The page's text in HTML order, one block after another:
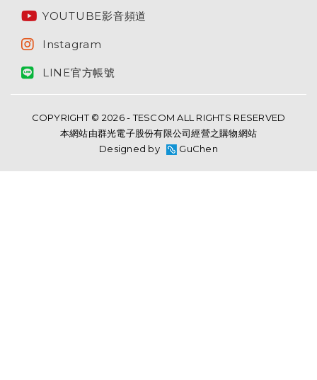
YOUTUBE影音頻道
Instagram
LINE官方帳號
COPYRIGHT © 2026 - TESCOM ALL RIGHTS RESERVED
本網站由群光電子股份有限公司經營之購物網站
Designed by
GuChen